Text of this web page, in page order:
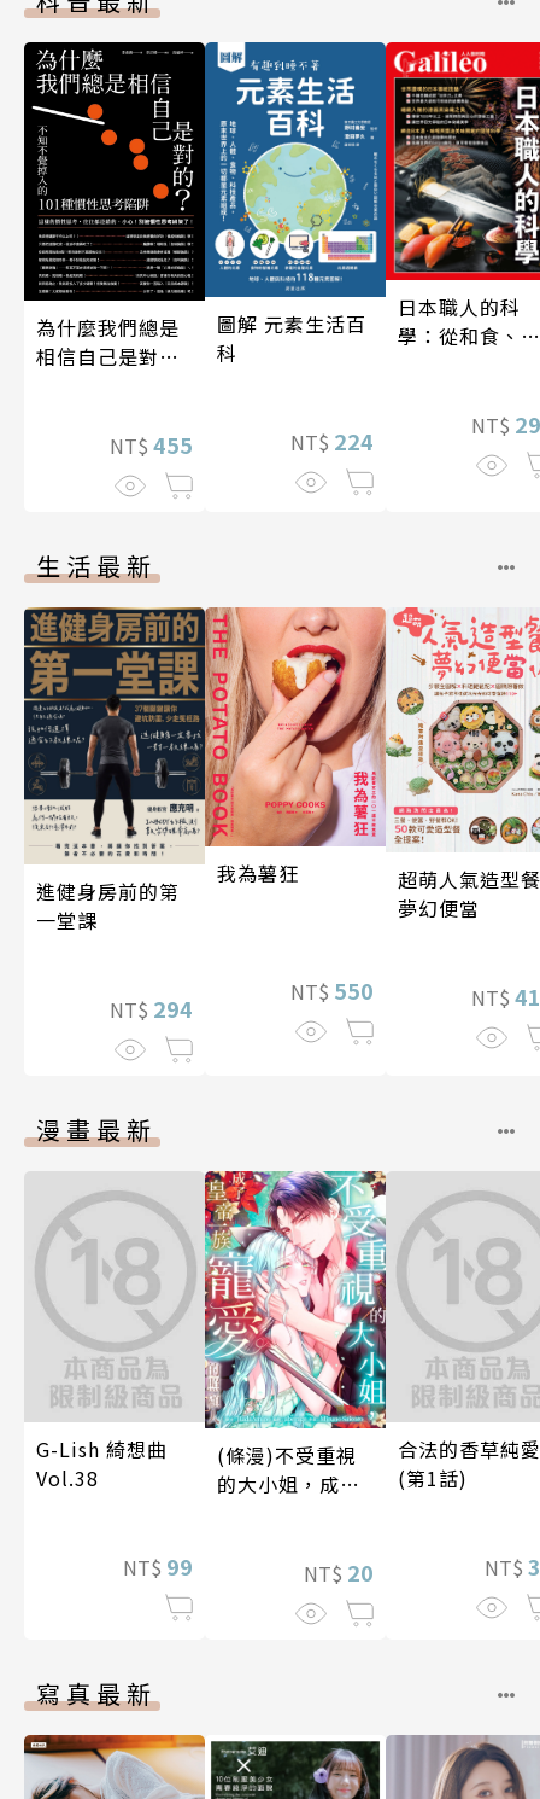
為什麼我們總是
相信自己是對
NT$ 455
圖解 元素生活百
科
NT$ 224
日本職人的科
學：從和食、清
技藝的祕密 人
伽利略45
NT$
生活最新
進健身房前的第
一堂課
NT$ 294
我為薯狂
NT$ 550
超萌人氣造型
夢幻便當
NT$
漫畫最新
G-Lish 綺想曲
Vol.38
NT$ 99
(條漫)不受重視
的大小姐，成了
NT$ 20
合法的香草純愛
(第1話)
NT$
寫真最新